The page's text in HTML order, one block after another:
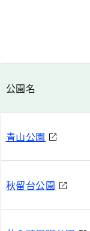
公園名
青山公園
秋留台公園